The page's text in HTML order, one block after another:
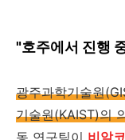
"호주에서 진행
광주과학기술원
기술원(KAIST)의